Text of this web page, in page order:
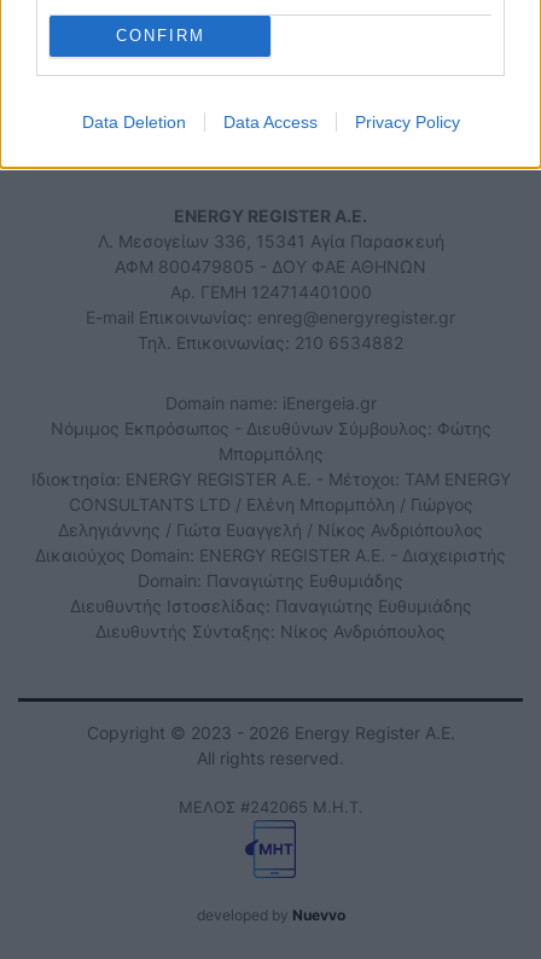
CONFIRM
Data Deletion Data Access Privacy Policy
iEnergeia.gr
ΠΟΙΟΙ ΕΙΜΑΣΤΕ ΟΡΟΙ ΧΡΗΣΗΣ ΕΠΙΚΟΙΝΩΝΙΑ
ENERGY REGISTER Α.Ε.
Λ. Μεσογείων 336, 15341 Αγία Παρασκευή
ΑΦΜ 800479805 - ΔΟΥ ΦΑΕ ΑΘΗΝΩΝ
Αρ. ΓΕΜΗ 124714401000
E-mail Επικοινωνίας: enreg@energyregister.gr
Τηλ. Επικοινωνίας: 210 6534882
Domain name: iEnergeia.gr
Νόμιμος Εκπρόσωπος - Διευθύνων Σύμβουλος: Φώτης
Μπορμπόλης
Ιδιοκτησία: ENERGY REGISTER Α.Ε. - Μέτοχοι: TAM ENERGY
CONSULTANTS LTD / Ελένη Μπορμπόλη / Γιώργος
Δεληγιάννης / Γιώτα Ευαγγελή / Νίκος Ανδριόπουλος
Δικαιούχος Domain: ENERGY REGISTER Α.Ε. - Διαχειριστής
Domain: Παναγιώτης Ευθυμιάδης
Διευθυντής Ιστοσελίδας: Παναγιώτης Ευθυμιάδης
Διευθυντής Σύνταξης: Νίκος Ανδριόπουλος
Copyright © 2023 - 2026 Energy Register Α.Ε.
All rights reserved.
ΜΕΛΟΣ #242065 Μ.Η.Τ.
developed by Nuevvo